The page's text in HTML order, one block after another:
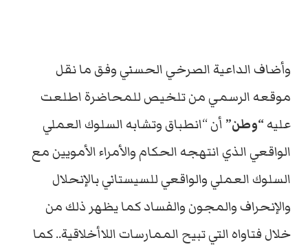
وأضاف الداعية الصرخي الحسني وفق ما نقل
موقعه الرسمي من تلخيص للمحاضرة اطلعت
عليه“وطن” أن “انطباق وتشابه السلوك العملي
الواقعي الذي انتهجه الحكام والأمراء الأمويين مع
السلوك العملي والواقعي للسيستاني بالإنحلال
والإنحراف والمجون والفساد كما يظهر ذلك من
خلال فتاواه التي تبيح الممارسات اللاأخلاقية.. كما